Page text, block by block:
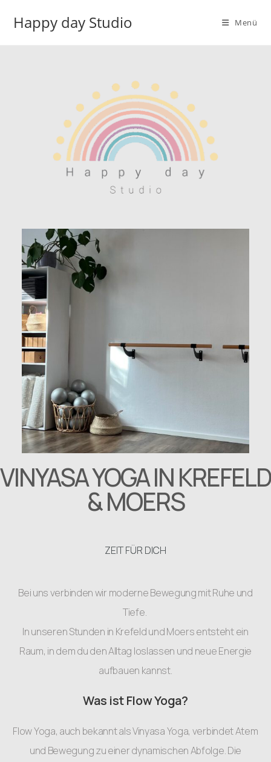
Happy day Studio Menü
VINYASA YOGA IN KREFELD
& MOERS
ZEIT FÜR DICH
Bei uns verbinden wir moderne Bewegung mit Ruhe und
Tiefe.
In unseren Stunden in Krefeld und Moers entsteht ein
Raum, in dem du den Alltag loslassen und neue Energie
aufbauen kannst.
Was ist Flow Yoga?
Flow Yoga, auch bekannt als Vinyasa Yoga, verbindet Atem
und Bewegung zu einer dynamischen Abfolge. Die